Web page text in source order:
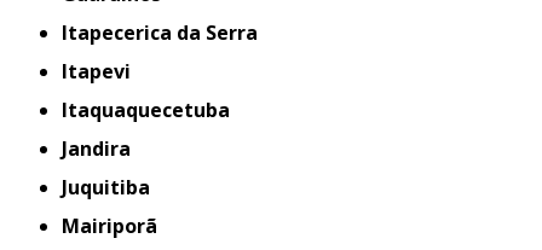
Itapecerica da Serra
Itapevi
Itaquaquecetuba
Jandira
Juquitiba
Mairiporã